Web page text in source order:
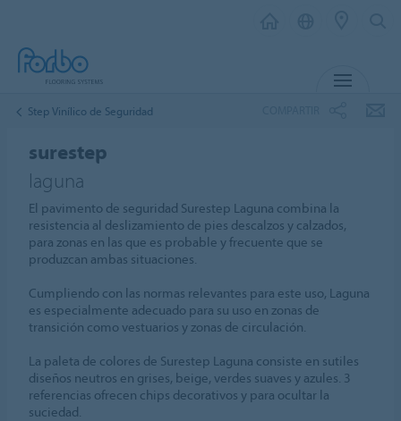
Step Vinílico de Seguridad
surestep
laguna
El pavimento de seguridad Surestep Laguna combina la
resistencia al deslizamiento de pies descalzos y calzados,
para zonas en las que es probable y frecuente que se
produzcan ambas situaciones.
Cumpliendo con las normas relevantes para este uso, Laguna
es especialmente adecuado para su uso en zonas de
transición como vestuarios y zonas de circulación.
La paleta de colores de Surestep Laguna consiste en sutiles
diseños neutros en grises, beige, verdes suaves y azules. 3
referencias ofrecen chips decorativos y para ocultar la
suciedad.